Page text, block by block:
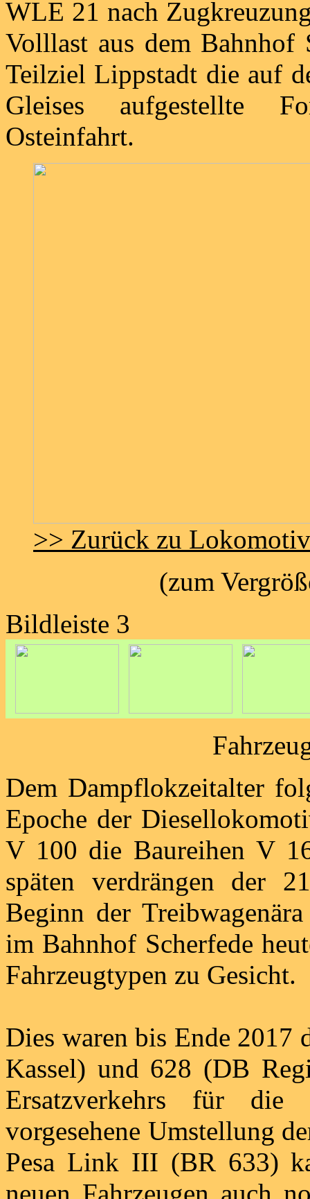
WLE 21 nach
Volllast aus dem Bahnhof
Teilziel Lippstadt die auf
Gleises aufgestellte
Osteinfahrt.
>> Zurück zu
(zum
Bildleiste 3
Dem Dampflokzeitalter
Epoche der
V 100 die Baureihen V
späten verdrängen der
Beginn der
im Bahnhof Scherfede
Fahrzeugtypen zu Gesicht.
Dies waren bis Ende 2017
Kassel) und 628 (DB
Ersatzverkehrs für die
vorgesehene Umstellung
Pesa Link III (BR 633)
neuen Fahrzeugen auch